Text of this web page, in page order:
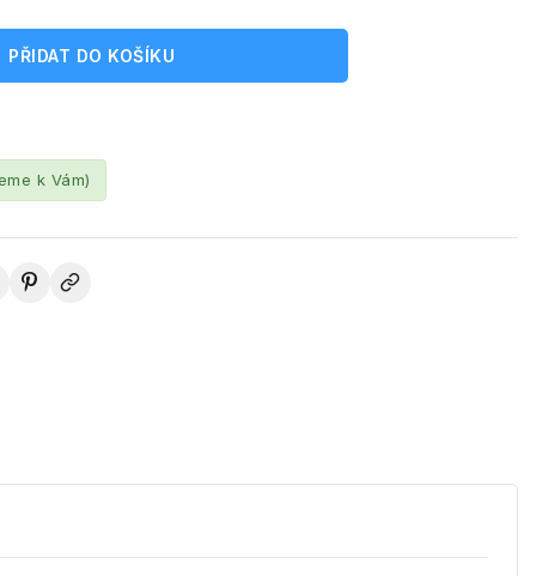
PŘIDAT DO KOŠÍKU
k Vám)